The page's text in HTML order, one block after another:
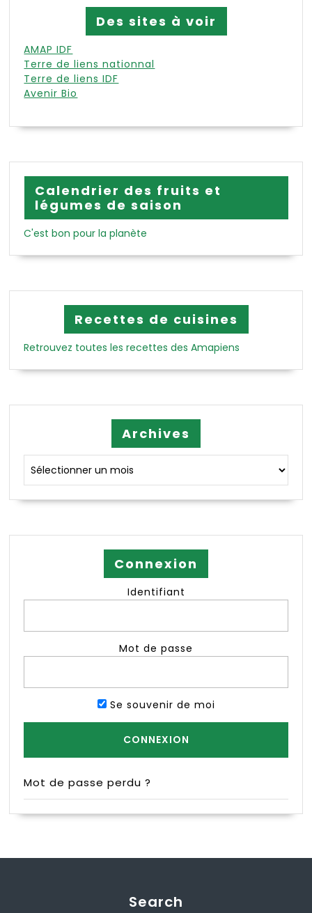
Des sites à voir
AMAP IDF
Terre de liens nationnal
Terre de liens IDF
Avenir Bio
Calendrier des fruits et
légumes de saison
C'est bon pour la planète
Recettes de cuisines
Retrouvez toutes les recettes des Amapiens
Archives
Connexion
Identifiant
Mot de passe
Se souvenir de moi
Mot de passe perdu ?
Search